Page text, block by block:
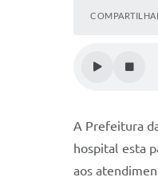
A Prefeitura
hospital esta
aos